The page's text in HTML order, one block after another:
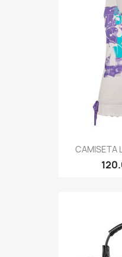
CAMISETA